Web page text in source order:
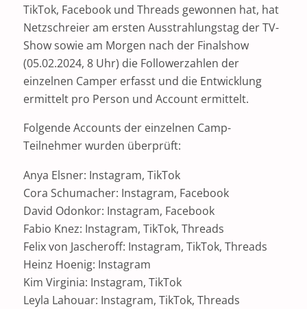
TikTok, Facebook und Threads gewonnen hat, hat
Netzschreier am ersten Ausstrahlungstag der TV-
Show sowie am Morgen nach der Finalshow
(05.02.2024, 8 Uhr) die Followerzahlen der
einzelnen Camper erfasst und die Entwicklung
ermittelt pro Person und Account ermittelt.
Folgende Accounts der einzelnen Camp-
Teilnehmer wurden überprüft:
Anya Elsner: Instagram, TikTok
Cora Schumacher: Instagram, Facebook
David Odonkor: Instagram, Facebook
Fabio Knez: Instagram, TikTok, Threads
Felix von Jascheroff: Instagram, TikTok, Threads
Heinz Hoenig: Instagram
Kim Virginia: Instagram, TikTok
Leyla Lahouar: Instagram, TikTok, Threads